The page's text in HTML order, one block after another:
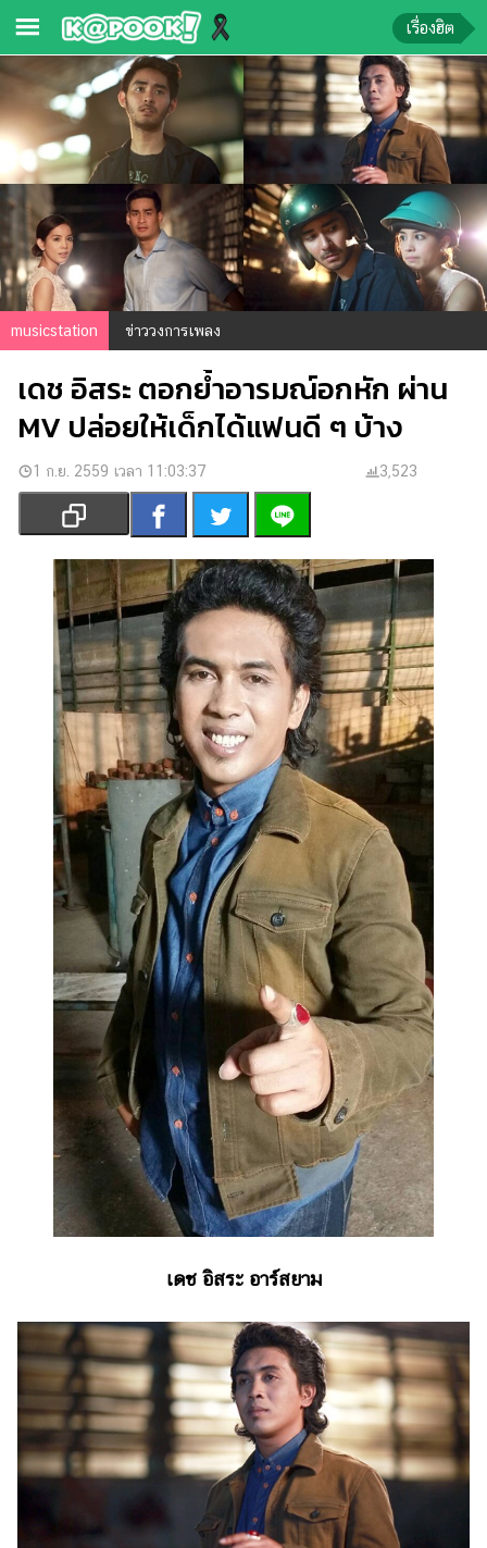
ข่าว-
ความ
รู้
ข่าว
ข่าว
บันเทิง
ตรวจ
หวย
ผล
บอล
สด
การ
เงิน
การ
ศึกษา
บันเทิง
รูปภาพ
หนัง
Music
Station
ละคร
บันเทิง
เกาหลี
ไตล์
หญิง
ผู้ชาย
สุขภาพ
อาหาร
ง่ายๆ
ช้อป
ปิ้ง
รถยนต์
บ้าน
เรื่องฮิต
musicstation ข่าววงการเพลง
เดช อิสระ ตอกย้ำอารมณ์อกหัก ผ่าน
MV ปล่อยให้เด็กได้แฟนดี ๆ บ้าง
1 ก.ย. 2559 เวลา 11:03:37 3,523
เดช อิสระ อาร์สยาม